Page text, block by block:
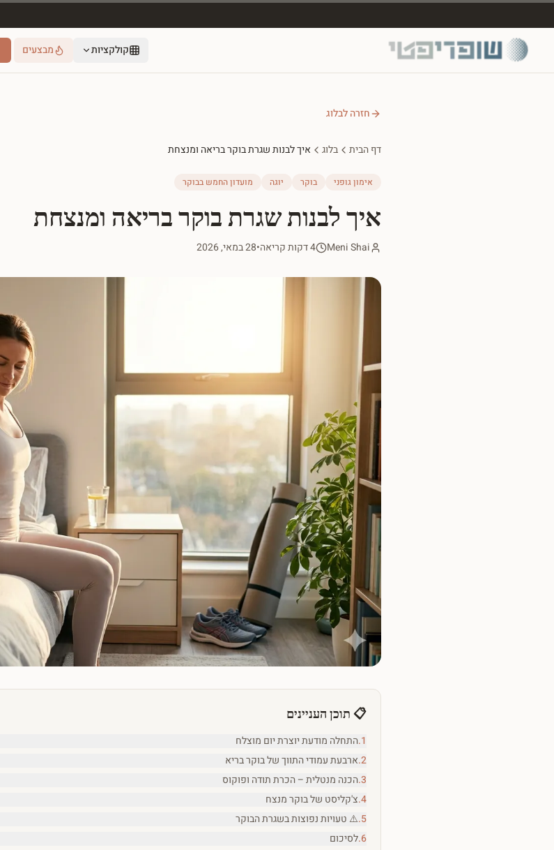
קולקציות מבצעים
חזרה לבלוג
דף הבית בלוג איך לבנות שגרת בוקר בריאה ומנצחת
אימון גופני בוקר יוגה מועדון החמש בבוקר
איך לבנות שגרת בוקר בריאה ומנצחת
Meni Shai 4 דקות קריאה •28 במאי, 2026
📋 תוכן העניינים
1
.התחלה מודעת יוצרת יום מוצלח
2
.ארבעת עמודי התווך של בוקר בריא
3
.הכנה מנטלית – הכרת תודה ופוקוס
4
.צ'קליסט של בוקר מנצח
5
.⚠️ טעויות נפוצות בשגרת הבוקר
6
.לסיכום